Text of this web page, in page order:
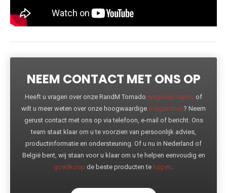
NEEM CONTACT MET ONS OP
Heeft u vragen over onze RandM Tornado wegwerp vapes of
wilt u meer weten over onze hoogwaardige e-sigaretten? Neem
gerust contact met ons op via telefoon, e-mail of bericht. Ons
team staat klaar om u te voorzien van persoonlijk advies,
productinformatie en ondersteuning. Of u nu in Nederland of
België bent, wij staan voor u klaar om u te helpen eenvoudig en
goedkoop de beste producten te kopen.